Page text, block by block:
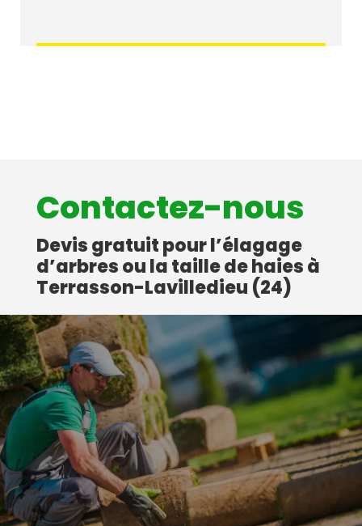
Contactez-nous
Devis gratuit pour l’élagage
d’arbres ou la taille de haies à
Terrasson-Lavilledieu (24)